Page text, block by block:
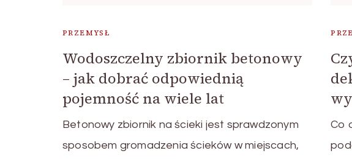
PRZEMYSŁ
Wodoszczelny zbiornik betonowy
– jak dobrać odpowiednią
pojemność na wiele lat
Betonowy zbiornik na ścieki jest sprawdzonym
sposobem gromadzenia ścieków w miejscach,
Co